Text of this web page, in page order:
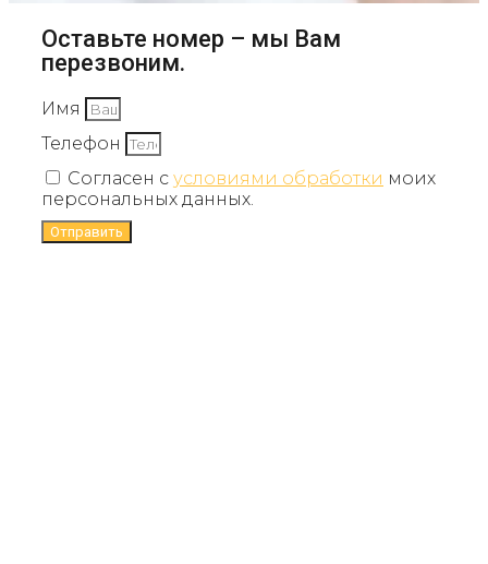
Оставьте номер – мы Вам
перезвоним.
Имя
Телефон
Согласен с условиями обработки моих
персональных данных.
Отправить